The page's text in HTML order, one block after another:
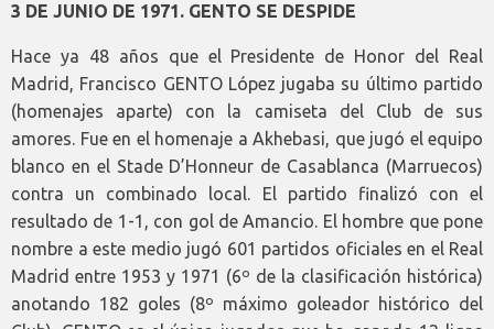
3 DE JUNIO DE 1971. GENTO SE DESPIDE
Hace ya 48 años que el Presidente de Honor del Real
Madrid, Francisco GENTO López jugaba su último partido
(homenajes aparte) con la camiseta del Club de sus
amores. Fue en el homenaje a Akhebasi, que jugó el equipo
blanco en el Stade D’Honneur de Casablanca (Marruecos)
contra un combinado local. El partido finalizó con el
resultado de 1-1, con gol de Amancio. El hombre que pone
nombre a este medio jugó 601 partidos oficiales en el Real
Madrid entre 1953 y 1971 (6º de la clasificación histórica)
anotando 182 goles (8º máximo goleador histórico del